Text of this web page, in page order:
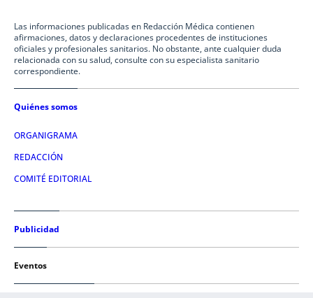
Las informaciones publicadas en Redacción Médica contienen
afirmaciones, datos y declaraciones procedentes de instituciones
oficiales y profesionales sanitarios. No obstante, ante cualquier duda
relacionada con su salud, consulte con su especialista sanitario
correspondiente.
Quiénes somos
ORGANIGRAMA
REDACCIÓN
COMITÉ EDITORIAL
Publicidad
Eventos